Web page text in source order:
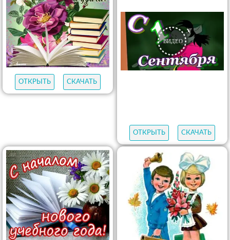
ОТКРЫТЬ СКАЧАТЬ
ОТКРЫТЬ СКАЧАТЬ